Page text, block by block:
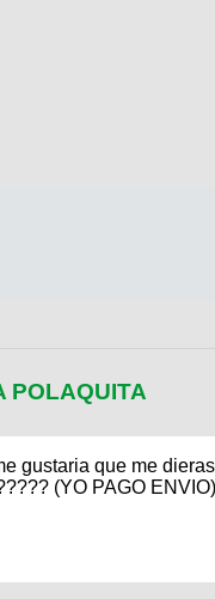
POLAQUITA
gustaria que me
(YO PAGO